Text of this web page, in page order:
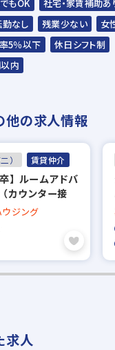
もOK
社宅・家賃補助あ
なし 残業少ない
女
5％以下
休日シフト制
内
他の求人情報
） 賃貸仲介
】ルームアドバ
カウンター接
営140店舗の
ジング
求人